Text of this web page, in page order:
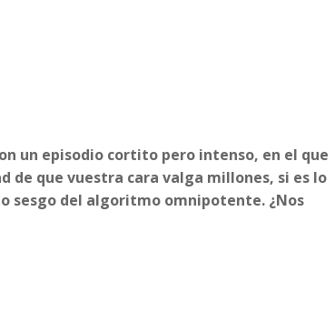
un episodio cortito pero intenso, en el que
de que vuestra cara valga millones, si es lo
sesgo del algoritmo omnipotente. ¿Nos